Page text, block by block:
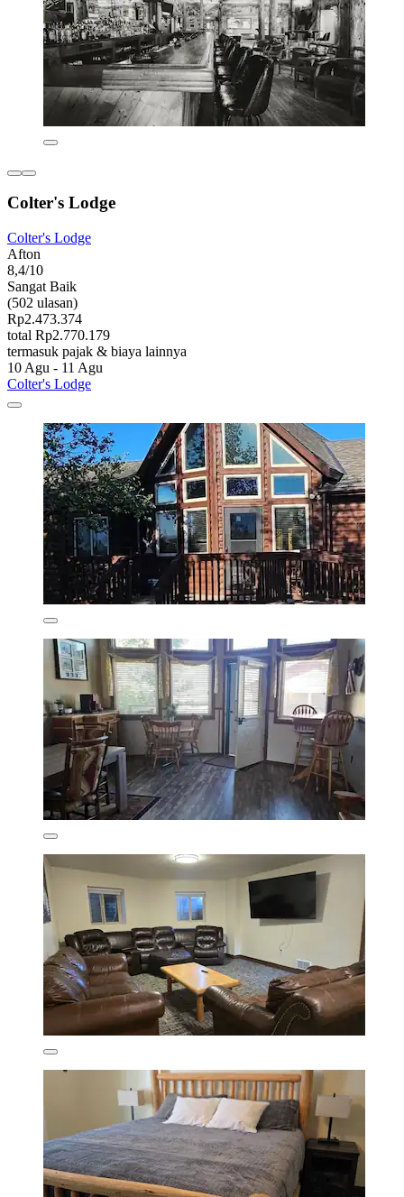
Colter's Lodge
Colter's Lodge
Afton
8,4/10
Sangat Baik
(502 ulasan)
Rp2.473.374
total Rp2.770.179
termasuk pajak & biaya lainnya
10 Agu - 11 Agu
Colter's Lodge